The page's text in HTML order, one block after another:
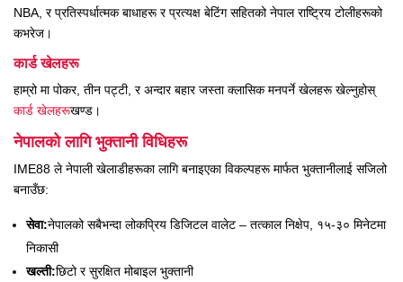
NBA, र प्रतिस्पर्धात्मक बाधाहरू र प्रत्यक्ष बेटिंग सहितको नेपाल राष्ट्रिय टोलीहरूको
कभरेज।
कार्ड खेलहरू
हाम्रो मा पोकर, तीन पट्टी, र अन्दार बहार जस्ता क्लासिक मनपर्ने खेलहरू खेल्नुहोस्
कार्ड खेलहरूखण्ड।
नेपालको लागि भुक्तानी विधिहरू
IME88 ले नेपाली खेलाडीहरूका लागि बनाइएका विकल्पहरू मार्फत भुक्तानीलाई सजिलो
बनाउँछ:
सेवा:नेपालको सबैभन्दा लोकप्रिय डिजिटल वालेट – तत्काल निक्षेप, १५-३० मिनेटमा
निकासी
खल्ती:छिटो र सुरक्षित मोबाइल भुक्तानी